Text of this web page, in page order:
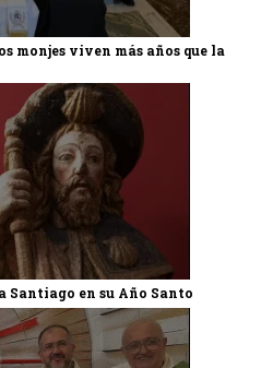
monjes viven más años que la
Santiago en su Año Santo